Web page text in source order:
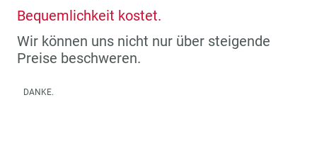
Bequemlichkeit kostet.
Wir können uns nicht nur über steigende
Preise beschweren.
DANKE.